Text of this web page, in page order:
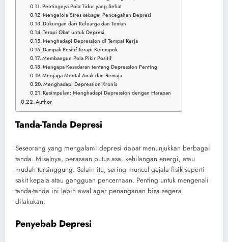
Pentingnya Pola Tidur yang Sehat
Mengelola Stres sebagai Pencegahan Depresi
Dukungan dari Keluarga dan Teman
Terapi Obat untuk Depresi
Menghadapi Depression di Tempat Kerja
Dampak Positif Terapi Kelompok
Membangun Pola Pikir Positif
Mengapa Kesadaran tentang Depression Penting
Menjaga Mental Anak dan Remaja
Menghadapi Depression Kronis
Kesimpulan: Menghadapi Depression dengan Harapan
Author
Tanda-Tanda Depresi
Seseorang yang mengalami depresi dapat menunjukkan berbagai
tanda. Misalnya, perasaan putus asa, kehilangan energi, atau
mudah tersinggung. Selain itu, sering muncul gejala fisik seperti
sakit kepala atau gangguan pencernaan. Penting untuk mengenali
tanda-tanda ini lebih awal agar penanganan bisa segera
dilakukan.
Penyebab Depresi